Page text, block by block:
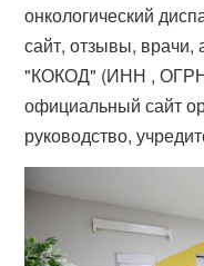
онкологический
сайт, отзывы,
"КОКОД" (ИНН , ОГРН
официальный сайт
руководство,